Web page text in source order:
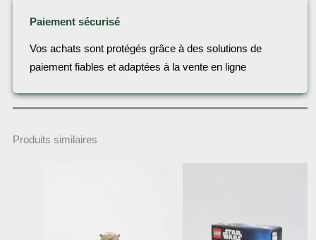
Paiement sécurisé
Vos achats sont protégés grâce à des solutions de
paiement fiables et adaptées à la vente en ligne
Produits similaires